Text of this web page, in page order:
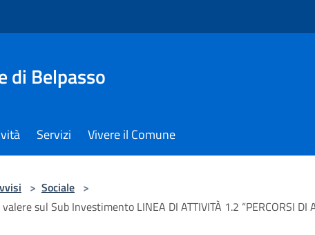
di Belpasso
Servizi Vivere il Comune
> Sociale >
sul Sub Investimento LINEA DI ATTIVITÀ 1.2 “PERCORSI DI